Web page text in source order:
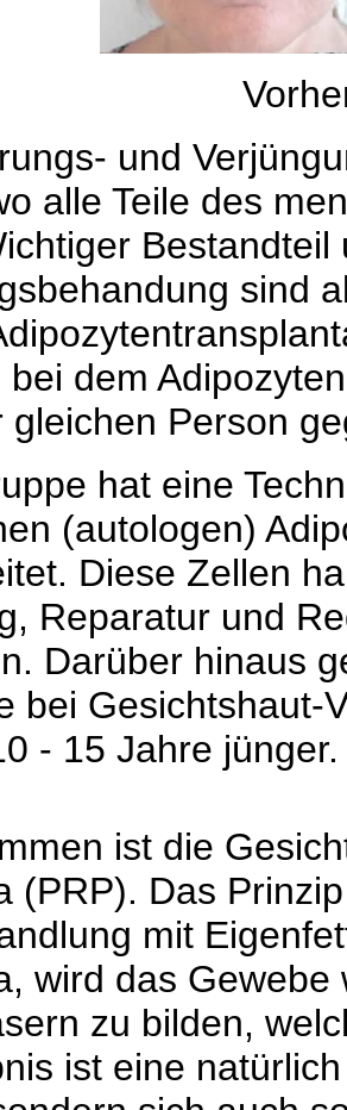
und
alle Teile des
sind
bei dem
gleichen Person
hat eine
(autologen)
Diese Zellen
Reparatur und
Darüber hinaus
bei Gesichtshaut-
- 15 Jahre jünger.
ist die
(PRP). Das
mit
wird das
zu bilden,
ist eine